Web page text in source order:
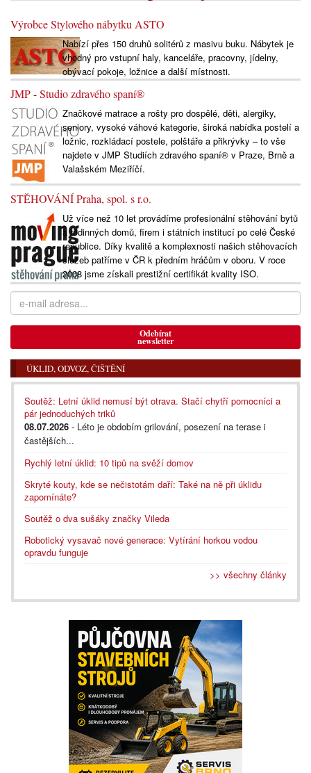
Výrobce Stylového nábytku ASTO
Nabízí přes 150 druhů solitérů z masivu buku. Nábytek je
vhodný pro vstupní haly, kanceláře, pracovny, jídelny,
obývací pokoje, ložnice a další místnosti.
JMP - Studio zdravého spaní®
Značkové matrace a rošty pro dospělé, děti, alergiky,
seniory, vysoké váhové kategorie, široká nabídka postelí a
ložnic, rozkládací postele, polštáře a přikrývky – to vše
najdete v JMP Studiích zdravého spaní® v Praze, Brně a
Valašském Meziříčí.
STĚHOVÁNÍ Praha, spol. s r.o.
Už více než 10 let provádíme profesionální stěhování bytů
a rodinných domů, firem i státních institucí po celé České
republice. Díky kvalitě a komplexnosti našich stěhovacích
služeb patříme v ČR k předním hráčům v oboru. V roce
2008 jsme získali prestižní certifikát kvality ISO.
Odebírat
newsletter
ÚKLID, ODVOZ, ČIŠTĚNÍ
Soutěž: Letní úklid nemusí být otrava. Stačí chytří pomocníci a
pár jednoduchých triků
08.07.2026 - Léto je obdobím grilování, posezení na terase i
častějších...
Rychlý letní úklid: 10 tipů na svěží domov
Skryté kouty, kde se nečistotám daří: Také na ně při úklidu
zapomínáte?
Soutěž o dva sušáky značky Vileda
Robotický vysavač nové generace: Vytírání horkou vodou
opravdu funguje
>> všechny články